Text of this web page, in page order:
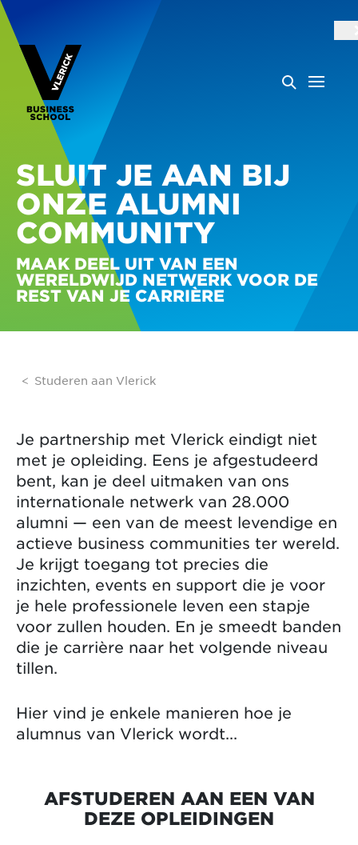
SLUIT JE AAN BIJ
ONZE ALUMNI
COMMUNITY
MAAK DEEL UIT VAN EEN
WERELDWIJD NETWERK VOOR DE
REST VAN JE CARRIÈRE
Studeren aan Vlerick
Je partnership met Vlerick eindigt niet
met je opleiding. Eens je afgestudeerd
bent, kan je deel uitmaken van ons
internationale netwerk van 28.000
alumni — een van de meest levendige en
actieve business communities ter wereld.
Je krijgt toegang tot precies die
inzichten, events en support die je voor
je hele professionele leven een stapje
voor zullen houden. En je smeedt banden
die je carrière naar het volgende niveau
tillen.
Hier vind je enkele manieren hoe je
alumnus van Vlerick wordt...
AFSTUDEREN AAN EEN VAN
DEZE OPLEIDINGEN